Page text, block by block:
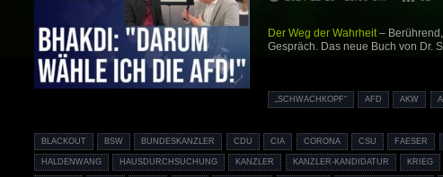
Der Weg der Wahrheit–
Gespräch. Das neue Buch von Dr.
„SCHWACHKOPF“ AFD AKW
BLACKOUT BSW BUNDESKANZLER CDU CIA CORONA CSU FAESER
HALDENWANG HAUSDURCHSUCHUNG KANZLER KANZLER-KANDIDATUR KRIEG